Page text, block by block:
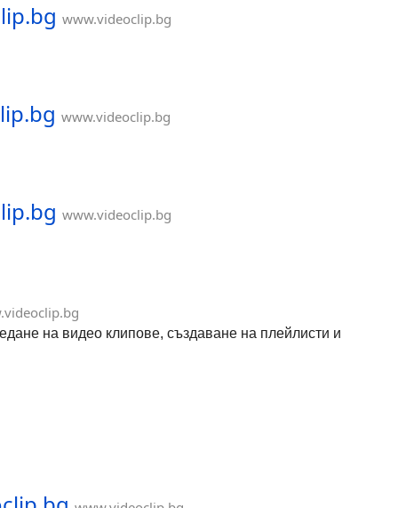
www.videoclip.bg
www.videoclip.bg
www.videoclip.bg
на видео клипове, създаване на плейлисти и